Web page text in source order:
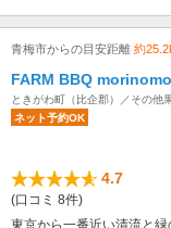
青梅市からの目安距離 約
FARM BBQ
ときがわ町（比企郡）／その他
ネット予約OK
4.7
(口コミ 8件)